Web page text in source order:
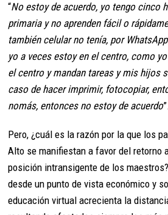
“No estoy de acuerdo, yo tengo cinco
primaria y no aprenden fácil o
también celular no tenía, por
yo a veces estoy en el centro, como
el centro y mandan tareas y mis hijos
caso de hacer imprimir, fotocopiar,
nomás, entonces no estoy de acuerdo”.
Pero, ¿cuál es la razón por la que los
Alto se manifiestan a favor del retorno
posición intransigente de los
desde un punto de vista económico y
educación virtual acrecienta la